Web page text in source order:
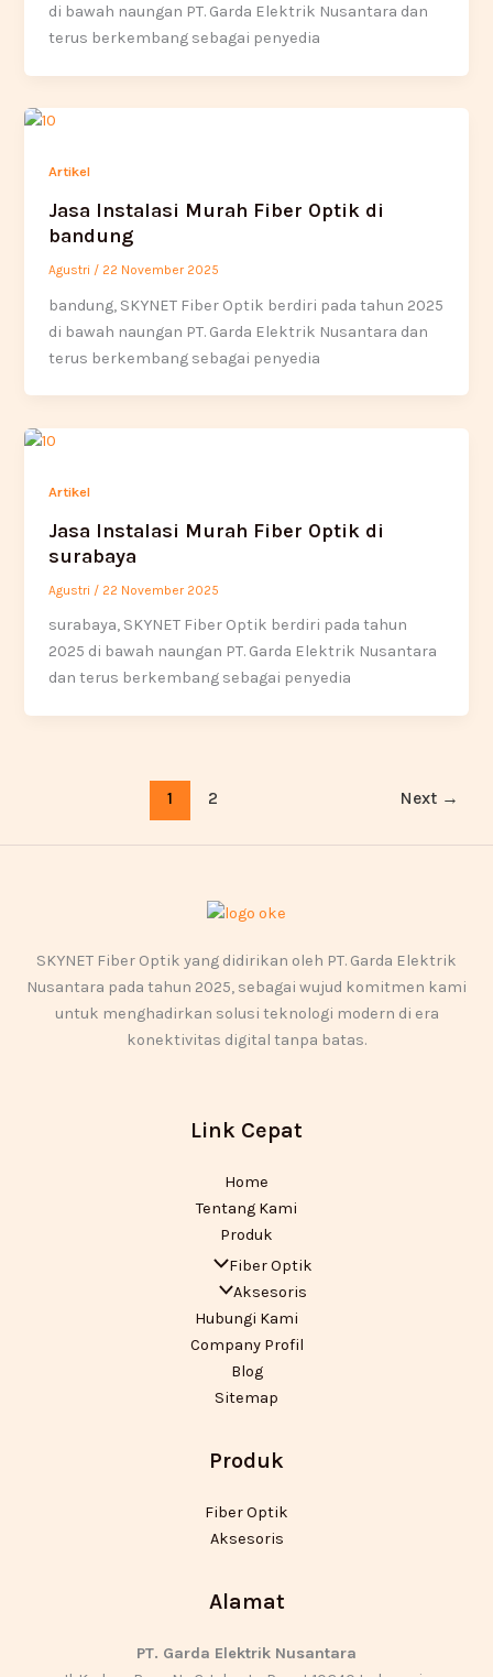
di bawah naungan PT. Garda Elektrik Nusantara dan
terus berkembang sebagai penyedia
Artikel
Jasa Instalasi Murah Fiber Optik di
bandung
Agustri / 22 November 2025
bandung, SKYNET Fiber Optik berdiri pada tahun 2025
di bawah naungan PT. Garda Elektrik Nusantara dan
terus berkembang sebagai penyedia
Artikel
Jasa Instalasi Murah Fiber Optik di
surabaya
Agustri / 22 November 2025
surabaya, SKYNET Fiber Optik berdiri pada tahun
2025 di bawah naungan PT. Garda Elektrik Nusantara
dan terus berkembang sebagai penyedia
1 2 Next →
SKYNET Fiber Optik yang didirikan oleh PT. Garda Elektrik
Nusantara pada tahun 2025, sebagai wujud komitmen kami
untuk menghadirkan solusi teknologi modern di era
konektivitas digital tanpa batas.
Link Cepat
Home
Tentang Kami
Produk
Fiber Optik
Aksesoris
Hubungi Kami
Company Profil
Blog
Sitemap
Produk
Fiber Optik
Aksesoris
Alamat
PT. Garda Elektrik Nusantara